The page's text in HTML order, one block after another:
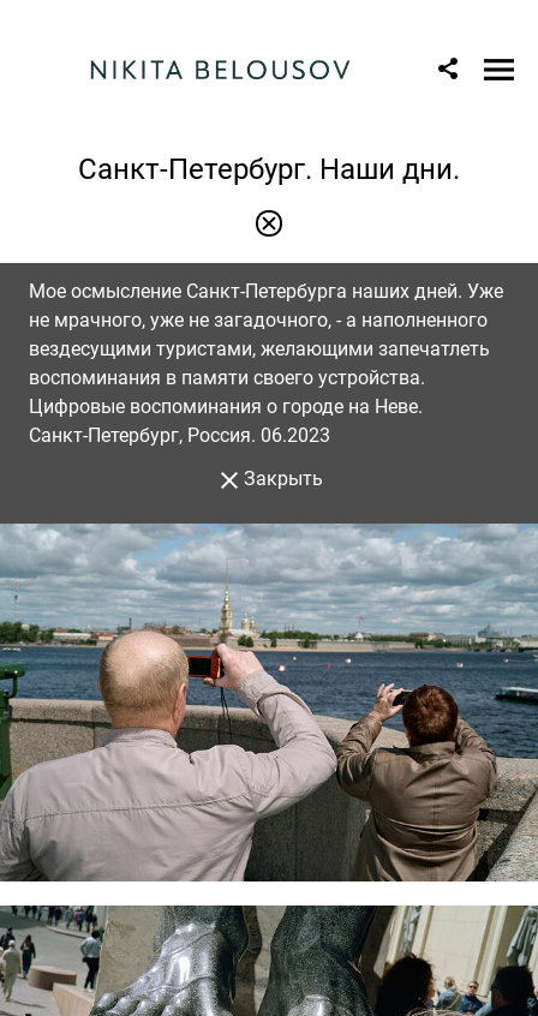
Санкт-Петербург. Наши дни.
Мое осмысление Санкт-Петербурга наших дней. Уже
не мрачного, уже не загадочного, - а наполненного
вездесущими туристами, желающими запечатлеть
воспоминания в памяти своего устройства.
Цифровые воспоминания о городе на Неве.
Санкт-Петербург, Россия. 06.2023
Закрыть